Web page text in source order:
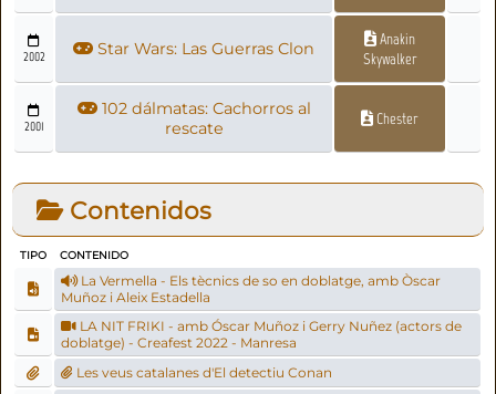
2002 Star Wars: Las Guerras Clon
Anakin
Skywalker
2001
102 dálmatas: Cachorros al
rescate
Chester
Contenidos
TIPO CONTENIDO
La Vermella - Els tècnics de so en doblatge, amb Òscar
Muñoz i Aleix Estadella
LA NIT FRIKI - amb Óscar Muñoz i Gerry Nuñez (actors de
doblatge) - Creafest 2022 - Manresa
Les veus catalanes d'El detectiu Conan